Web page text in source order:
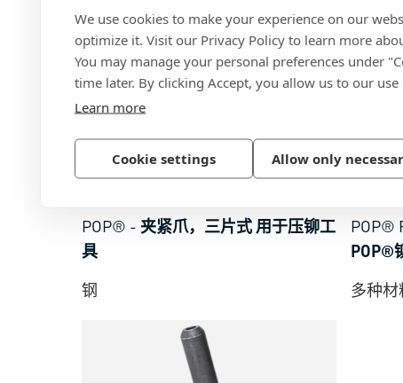
We use cookies to make your experience on our
optimize it. Visit our Privacy Policy to learn more
You may manage your personal preferences under
time later. By clicking Accept, you allow us to our use
Learn more
Cookie settings Allow only
POP® - 夹紧爪，三片式 用于压铆工
具
钢
POP®
POP®
多种材